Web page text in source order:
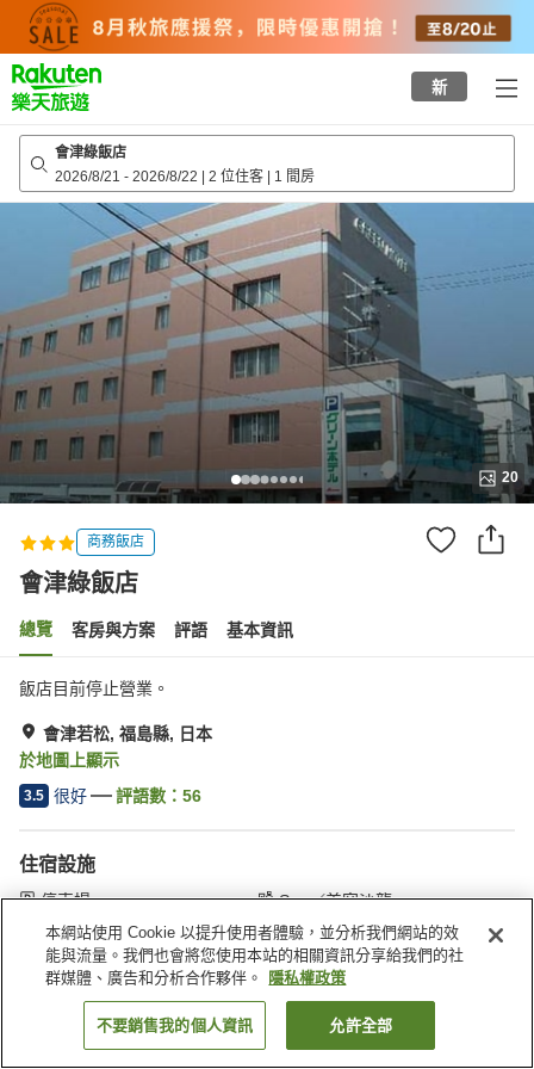
top
page
新
會津綠飯店
2026/8/21 - 2026/8/22 | 2 位住客 | 1 間房
20
商務飯店
會津綠飯店
總覽 客房與方案 評語 基本資訊
飯店目前停止營業。
會津若松, 福島縣, 日本
於地圖上顯示
3.5 很好 評語數： 56
住宿設施
停車場
Spa／美容沙龍
自動販賣機
付費洗衣房
首頁 日本 福島縣 會津若松 會津綠飯店
找客房
本網站使用 Cookie 以提升使用者體驗，並分析我們網站的效
能與流量。我們也會將您使用本站的相關資訊分享給我們的社
群媒體、廣告和分析合作夥伴。
隱私權政策
不要銷售我的個人資訊 允許全部